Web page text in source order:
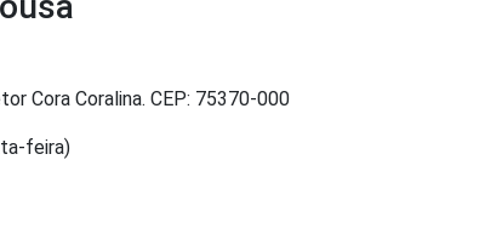
Cora Coralina. CEP: 75370-000
feira)